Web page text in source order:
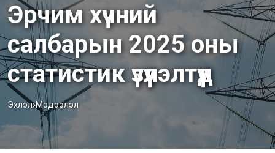
Эрчим хүчний
салбарын 2025 оны
статистик үзүүлэлтүүд
Эхлэл Мэдээлэл